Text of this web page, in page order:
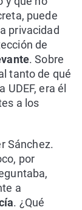
puede
privacidad
de
. Sobre
tanto de qué
era él
a los
Sánchez.
por
a
. ¿Qué